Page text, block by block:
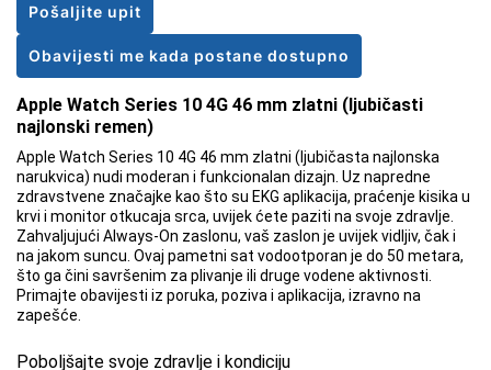
Apple Watch Series 10 4G 46 mm zlatni (ljubičasti
najlonski remen)
Apple Watch Series 10 4G 46 mm zlatni (ljubičasta najlonska
narukvica) nudi moderan i funkcionalan dizajn. Uz napredne
zdravstvene značajke kao što su EKG aplikacija, praćenje kisika u
krvi i monitor otkucaja srca, uvijek ćete paziti na svoje zdravlje.
Zahvaljujući Always-On zaslonu, vaš zaslon je uvijek vidljiv, čak i
na jakom suncu. Ovaj pametni sat vodootporan je do 50 metara,
što ga čini savršenim za plivanje ili druge vodene aktivnosti.
Primajte obavijesti iz poruka, poziva i aplikacija, izravno na
zapešće.
Poboljšajte svoje zdravlje i kondiciju
Pošaljite upit
Obavijesti me kada postane dostupno